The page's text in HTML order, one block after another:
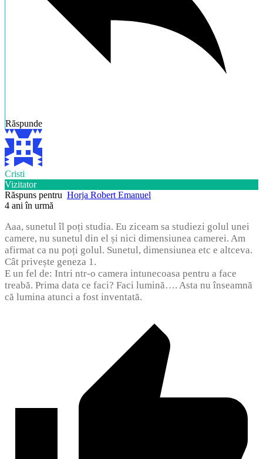
Răspunde
Cristi
Vizitator
Răspuns pentru Horja Robert Emanuel
4 ani în urmă
Aaa, sunetul îl poți studia. Eu ziceam sa studiezi golul unei
camere, nu sunetul din el și nici dimensiunea camerei. Am
afirmat ca nu poți golul. Sunetul, dimensiunea etc e altceva.
Cât privește geneza 1.
E un fel de: Intri ntr-o camera intunecoasa pentru a face
treabă. Prima data ce faci? Faci lumină…. Asta nu înseamnă
că lumina atunci a fost inventată.